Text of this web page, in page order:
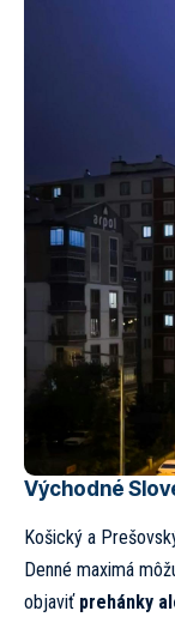
Východné
Košický a
Denné maximá
objaviť prehánky